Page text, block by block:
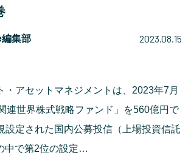
ェルビーイング
産運用業界
集部 2023.08.15
・アセットマネジメントは、2023年7月
連世界株式戦略ファンド」を560億円で
設定された国内公募投信（上場投資信託
中で第2位の設定…